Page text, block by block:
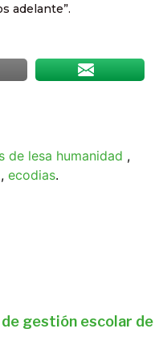
adelante”.
de lesa humanidad ,
, ecodias.
gestión escolar de